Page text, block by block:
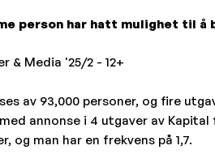
person har hatt mulighet til
& Media '25/2 - 12+
av 93,000 personer, og fire
annonse i 4 utgaver av
og man har en frekvens på 1,7.